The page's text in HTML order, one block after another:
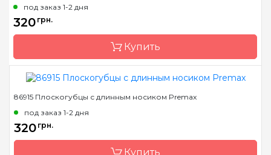
Страна-производитель
под заказ 1-2 дня
320 грн.
Купить
Бренд
Страна-производитель
86915 Плоскогубцы с длинным носиком Premax
под заказ 1-2 дня
320 грн.
Купить